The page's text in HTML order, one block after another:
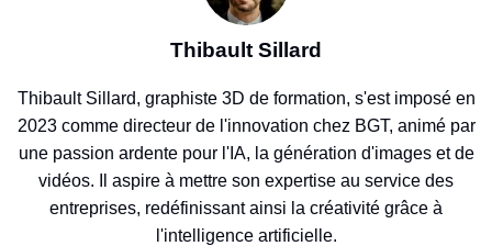
Thibault Sillard
Thibault Sillard, graphiste 3D de formation, s'est imposé en
2023 comme directeur de l'innovation chez BGT, animé par
une passion ardente pour l'IA, la génération d'images et de
vidéos. Il aspire à mettre son expertise au service des
entreprises, redéfinissant ainsi la créativité grâce à
l'intelligence artificielle.